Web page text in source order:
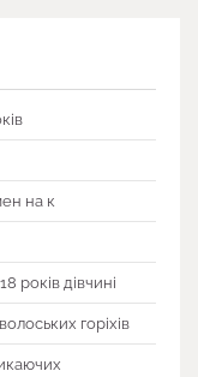
на к
років дівчині
горіхів